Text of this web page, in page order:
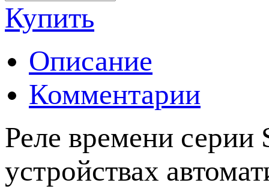
Купить
Описание
Комментарии
Реле времени серии
устройствах